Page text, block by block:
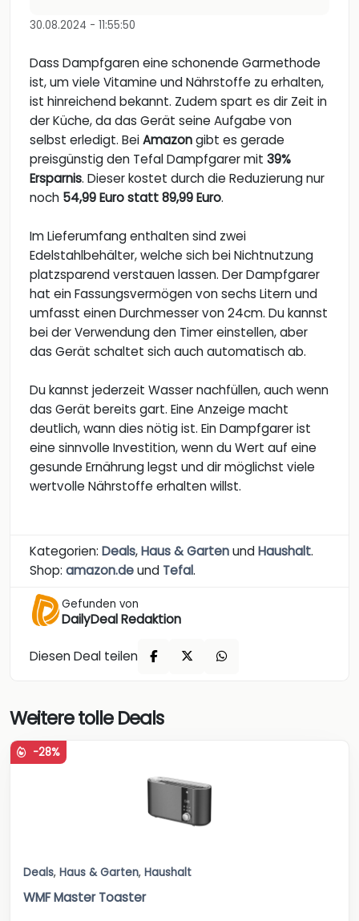
30.08.2024 - 11:55:50
Dass Dampfgaren eine schonende Garmethode
ist, um viele Vitamine und Nährstoffe zu erhalten,
ist hinreichend bekannt. Zudem spart es dir Zeit in
der Küche, da das Gerät seine Aufgabe von
selbst erledigt. BeiAmazongibt es gerade
preisgünstig den Tefal Dampfgarer mit 39%
Ersparnis. Dieser kostet durch die Reduzierung nur
noch 54,99 Euro statt 89,99 Euro.
Im Lieferumfang enthalten sind zwei
Edelstahlbehälter, welche sich bei Nichtnutzung
platzsparend verstauen lassen. Der Dampfgarer
hat ein Fassungsvermögen von sechs Litern und
umfasst einen Durchmesser von 24cm. Du kannst
bei der Verwendung den Timer einstellen, aber
das Gerät schaltet sich auch automatisch ab.
Du kannst jederzeit Wasser nachfüllen, auch wenn
das Gerät bereits gart. Eine Anzeige macht
deutlich, wann dies nötig ist. Ein Dampfgarer ist
eine sinnvolle Investition, wenn du Wert auf eine
gesunde Ernährung legst und dir möglichst viele
wertvolle Nährstoffe erhalten willst.
Kategorien: Deals,Haus & GartenundHaushalt.
Shop: amazon.deund Tefal.
Gefunden von
DailyDeal Redaktion
Diesen Deal teilen
Weitere tolle Deals
-28%
Deals, Haus & Garten, Haushalt
WMF Master Toaster